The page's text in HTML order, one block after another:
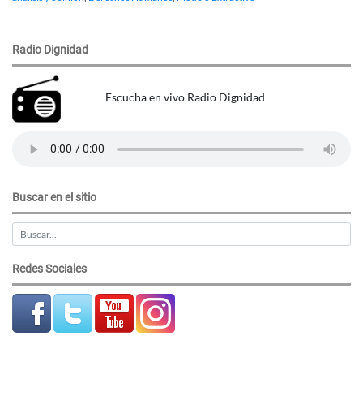
Radio Dignidad
Escucha en vivo Radio Dignidad
Buscar en el sitio
Redes Sociales